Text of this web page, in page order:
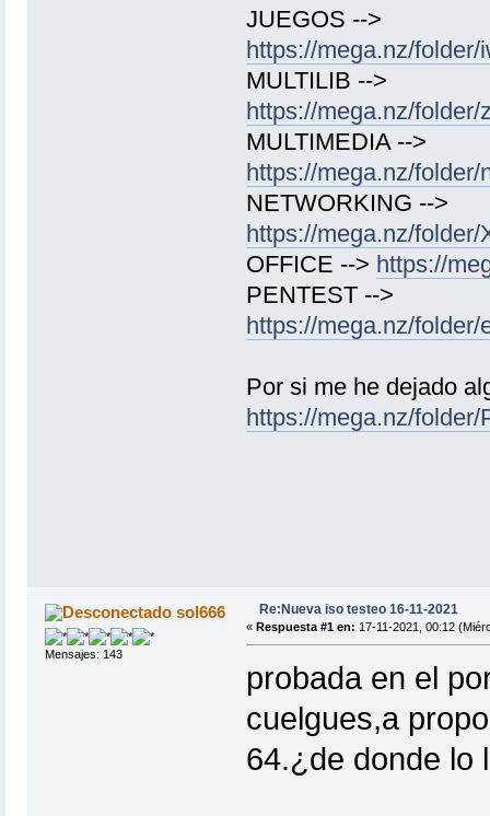
JUEGOS -->
https://mega.nz/
MULTILIB -->
https://mega.nz/
MULTIMEDIA -->
https://mega.nz/
NETWORKING -->
https://mega.nz/
OFFICE --> https://
PENTEST -->
https://mega.nz/
Por si me he dejado
https://mega.nz/
sol666
Mensajes: 143
Re:Nueva iso testeo 16-11-2021
« Respuesta #1 en: 17-11-2021, 00:12
probada en el
cuelgues,a
64.¿de donde lo